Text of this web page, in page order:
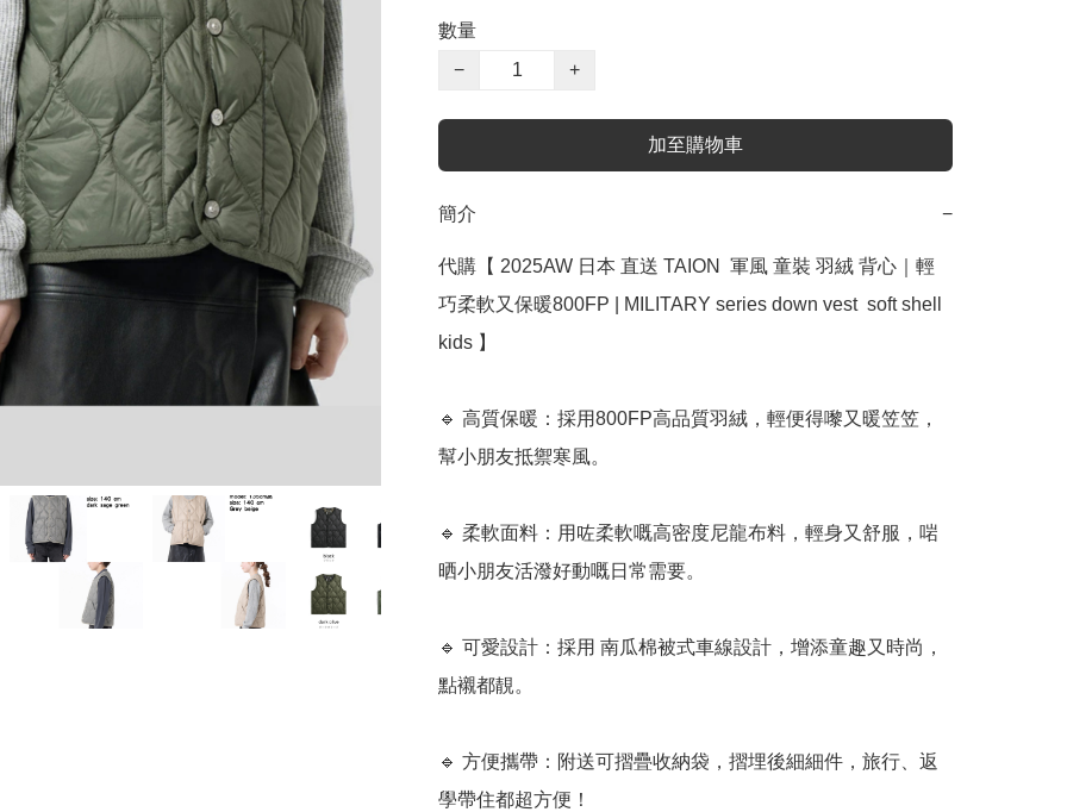
數量
−
+
加至購物車
簡介 −
代購【 2025AW 日本 直送 TAION  軍風 童裝 羽絨 背心｜輕
巧柔軟又保暖800FP | MILITARY series down vest  soft shell
kids 】
🔹 高質保暖：採用800FP高品質羽絨，輕便得嚟又暖笠笠，
幫小朋友抵禦寒風。
🔹 柔軟面料：用咗柔軟嘅高密度尼龍布料，輕身又舒服，啱
晒小朋友活潑好動嘅日常需要。
🔹 可愛設計：採用 南瓜棉被式車線設計，增添童趣又時尚，
點襯都靚。
🔹 方便攜帶：附送可摺疊收納袋，摺埋後細細件，旅行、返
學帶住都超方便！